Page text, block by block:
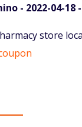
- 2022-04-18
store